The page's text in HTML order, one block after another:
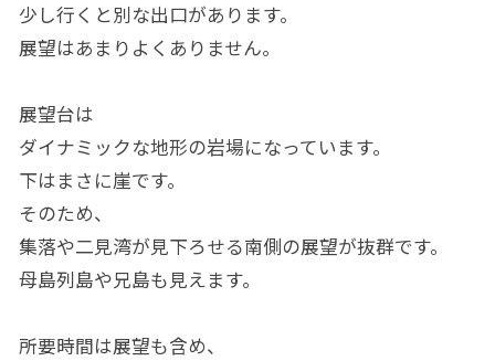
少し行くと別な出口があります。
展望はあまりよくありません。
展望台は
ダイナミックな地形の岩場になっています。
下はまさに崖です。
そのため、
集落や二見湾が見下ろせる南側の展望が抜群です。
母島列島や兄島も見えます。
所要時間は展望も含め、